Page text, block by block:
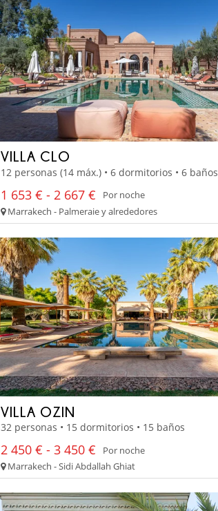
VILLA CLO
12 personas (14 máx.) • 6 dormitorios • 6 baños
1 653 € - 2 667 €
Por noche
Marrakech - Palmeraie y alrededores
VILLA OZIN
32 personas • 15 dormitorios • 15 baños
2 450 € - 3 450 €
Por noche
Marrakech - Sidi Abdallah Ghiat